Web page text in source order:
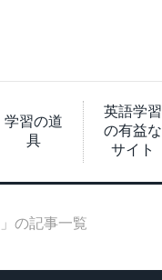
学習の道
具
英語学習
の有益な
サイト
の記事一覧